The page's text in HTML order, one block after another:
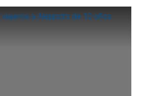
a Alejandro de 10 años